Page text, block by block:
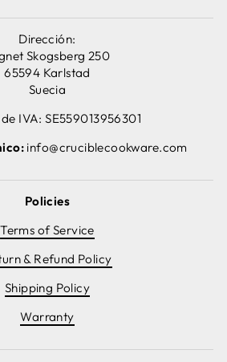
Dirección:
Skogsberg 250
65594 Karlstad
Suecia
IVA: SE559013956301
info@cruciblecookware.com
Policies
Terms of Service
& Refund Policy
Shipping Policy
Warranty